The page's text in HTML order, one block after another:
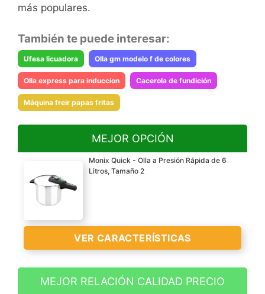
más populares.
También te puede interesar:
Ufesa licuadora Olla gm modelo f de colores
Olla express para induccion Cacerola de fundición
Máquina freir papas fritas
MEJOR OPCIÓN
Monix Quick - Olla a Presión Rápida de 6
Litros, Tamaño 2
VER CARACTERÍSTICAS
MEJOR RELACIÓN CALIDAD PRECIO